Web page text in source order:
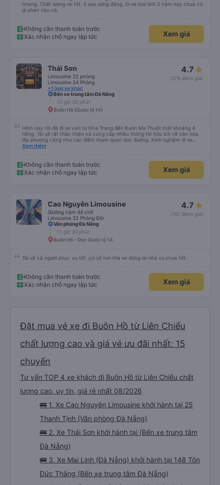
nhàng. Chất lượng xe tốt. 5 sao xứng đáng. Đi xe mai linh 2 năm nay chưa có
gì phàn nàn cả.
Không cần thanh toán trước
Xác nhận chỗ ngay lập tức
Xem giá
Thái Sơn
Limousine 22 phòng
Limousine 24 Phòng
+1 loại xe khác
4.7
(379 đánh giá)
Bến xe trung tâm Đà Nẵng
10 giờ 30 phút
Buôn Hồ (Quốc lộ 14)
Hôm nay tôi đã đi xe van từ Nha Trang đến Buôn Ma Thuột mất khoảng 4
tiếng. Tài xế rất thân thiện và cung cấp nhiều thông tin hữu ích về văn hóa
địa phương cũng như các điểm tham quan dọc đường. Kinh nghiệm đi xe
buýt ở nhiều vùng khác nhau trên khắp Việt Nam trước đây của chúng tôi
gặp. Chúng tôi rất khuyến khích sử dụng dịch vụ vận chuyển của Thai Son.
Xem thêm
Không cần thanh toán trước
Xác nhận chỗ ngay lập tức
Xem giá
Cao Nguyên Limousine
Giường nằm 44 chỗ
Limousine 22 Phòng Đôi
4.7
(101 đánh giá)
Văn phòng Đà Nẵng
11 giờ 30 phút
Buôn Hồ - Dọc Quốc lộ 14
Tài xế và người phục vụ tốt ,có số nơi nhà xe dừng lại nhà vs chưa tốt .
Không cần thanh toán trước
Xác nhận chỗ ngay lập tức
Xem giá
Đặt mua vé xe đi Buôn Hồ từ Liên Chiểu
chất lượng cao và giá vé ưu đãi nhất: 15
chuyến
Tư vấn TOP 4 xe khách đi Buôn Hồ từ Liên Chiểu chất
lượng cao, uy tín, giá rẻ nhất 08/2026
🚌 1. Xe Cao Nguyên Limousine khởi hành tại 25
Thanh Tịnh (Văn phòng Đà Nẵng)
🚌 2. Xe Thái Sơn khởi hành tại (Bến xe trung tâm
Đà Nẵng)
🚌 3. Xe Mai Linh (Đà Nẵng) khởi hành tại 148 Tôn
Đức Thắng (Bến xe trung tâm Đà Nẵng)